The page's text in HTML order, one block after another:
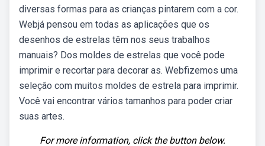
diversas formas para as crianças pintarem com a cor.
Webjá pensou em todas as aplicações que os
desenhos de estrelas têm nos seus trabalhos
manuais? Dos moldes de estrelas que você pode
imprimir e recortar para decorar as. Webfizemos uma
seleção com muitos moldes de estrela para imprimir.
Você vai encontrar vários tamanhos para poder criar
suas artes.
For more information, click the button below.